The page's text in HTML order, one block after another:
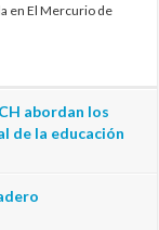
en El Mercurio de
abordan los
de la educación